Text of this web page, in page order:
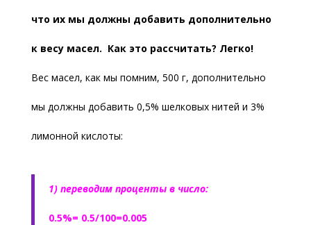
что их мы должны добавить дополнительно
к весу масел. Как это рассчитать? Легко!
Вес масел, как мы помним, 500 г, дополнительно
мы должны добавить 0,5% шелковых нитей и 3%
лимонной кислоты:
1) переводим проценты в число:
0.5%= 0.5/100=0.005